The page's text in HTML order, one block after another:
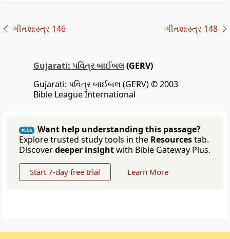
ગીતશાસ્ત્ર 146 ગીતશાસ્ત્ર 148
Gujarati: પવિત્ર બાઈબલ(GERV)
Gujarati: પવિત્ર બાઈબલ (GERV) © 2003
Bible League International
PLUS
Want help understanding this passage?
Explore trusted study tools in the Resourcestab.
Discoverdeeper insightwith Bible Gateway Plus.
Start 7-day free trial Learn More